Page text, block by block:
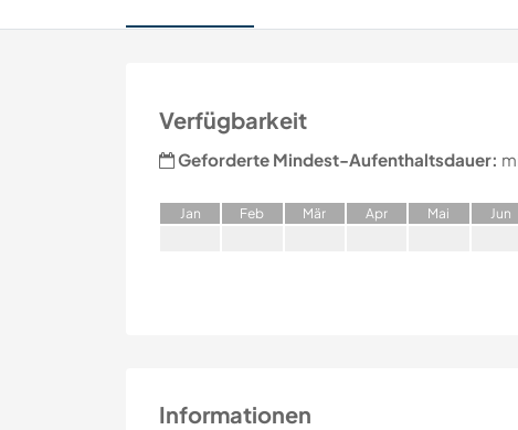
Verfügbarkeit
Geforderte Mindest-Aufenthaltsdauer:
Jan Feb Mär Apr Mai Jun
Informationen